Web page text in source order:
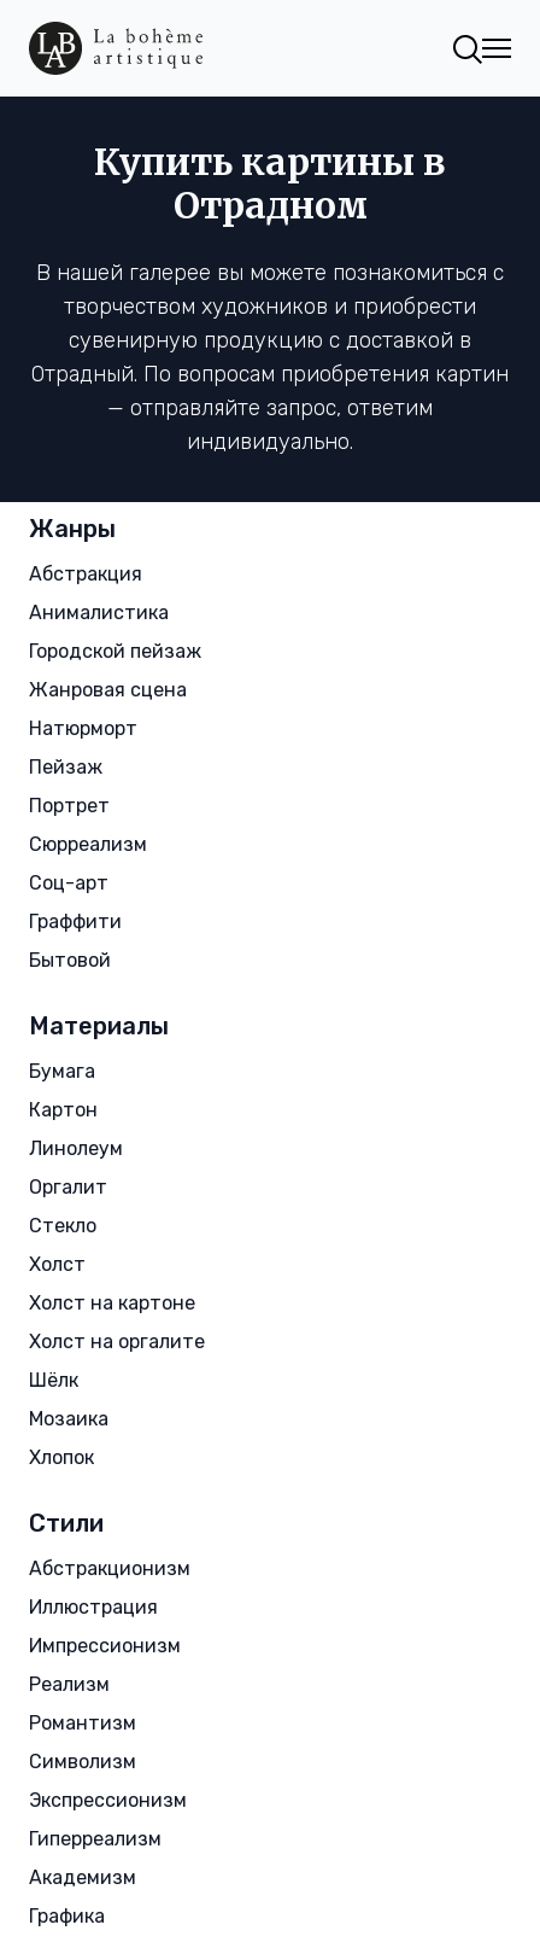
Купить картины в
Отрадном
В нашей галерее вы можете познакомиться с
творчеством художников и приобрести
сувенирную продукцию с доставкой в
Отрадный. По вопросам приобретения картин
— отправляйте запрос, ответим
индивидуально.
Жанры
Абстракция
Анималистика
Городской пейзаж
Жанровая сцена
Натюрморт
Пейзаж
Портрет
Сюрреализм
Соц-арт
Граффити
Бытовой
Материалы
Бумага
Картон
Линолеум
Оргалит
Стекло
Холст
Холст на картоне
Холст на оргалите
Шёлк
Мозаика
Хлопок
Стили
Абстракционизм
Иллюстрация
Импрессионизм
Реализм
Романтизм
Символизм
Экспрессионизм
Гиперреализм
Академизм
Графика